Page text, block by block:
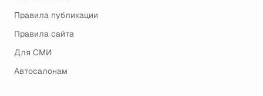
Правила публикации
Правила сайта
Для СМИ
Автосалонам